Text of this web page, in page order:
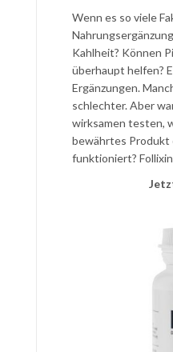
Wenn es so viele
Kahlheit? Können
überhaupt helfen?
Ergänzungen.
schlechter. Aber
wirksamen testen,
bewährtes Produkt
funktioniert?